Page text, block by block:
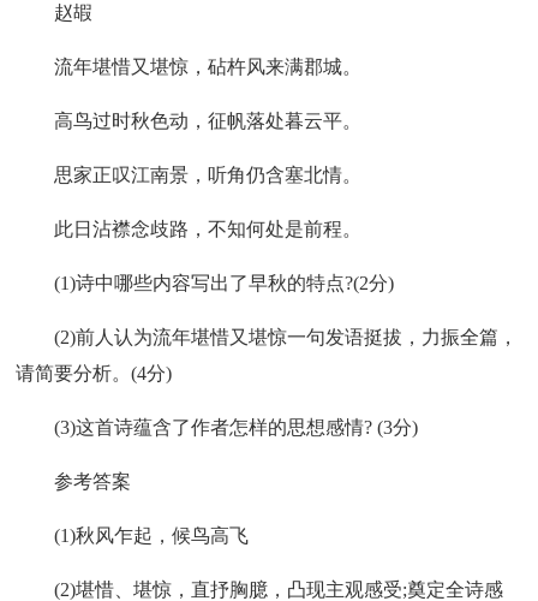
赵嘏
流年堪惜又堪惊，砧杵风来满郡城。
高鸟过时秋色动，征帆落处暮云平。
思家正叹江南景，听角仍含塞北情。
此日沾襟念歧路，不知何处是前程。
(1)诗中哪些内容写出了早秋的特点?(2分)
(2)前人认为流年堪惜又堪惊一句发语挺拔，力振全篇，
请简要分析。(4分)
(3)这首诗蕴含了作者怎样的思想感情? (3分)
参考答案
(1)秋风乍起，候鸟高飞
(2)堪惜、堪惊，直抒胸臆，凸现主观感受;奠定全诗感